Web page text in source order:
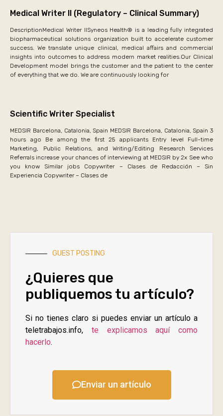
Medical Writer II (Regulatory – Clinical Summary)
DescriptionMedical Writer IISyneos Health® is a leading fully integrated
biopharmaceutical solutions organization built to accelerate customer
success. We translate unique clinical, medical affairs and commercial
insights into outcomes to address modern market realities.Our Clinical
Development model brings the customer and the patient to the center
of everything that we do. We are continuously looking for
Scientific Writer Specialist
MEDSIR Barcelona, Catalonia, Spain MEDSIR Barcelona, Catalonia, Spain 3
hours ago Be among the first 25 applicants Entry level Full-time
Marketing, Public Relations, and Writing/Editing Research Services
Referrals increase your chances of interviewing at MEDSIR by 2x See who
you know Similar jobs Copywriter – Clases de Redacción – Sin
Experiencia Copywriter – Clases de
GUEST POSTING
¿Quieres que
publiquemos tu artículo?
Si no tienes claro si puedes enviar un artículo a
teletrabajos.info, te explicamos aquí como
hacerlo.
Enviar un artículo